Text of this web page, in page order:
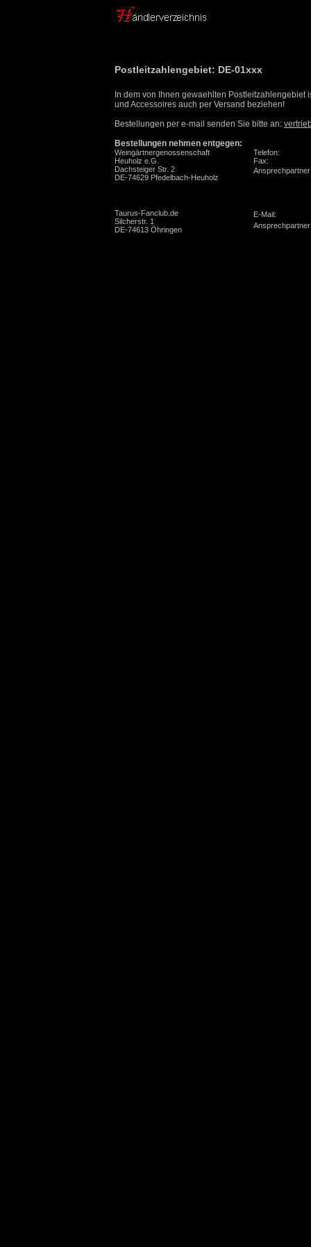
Postleitzahlengebiet: DE-01xxx
In dem von Ihnen gewaehlten
und Accessoires auch per Versand beziehen!
Bestellungen per e-mail senden Sie bitte an:
Bestellungen nehmen entgegen:
Weingärtnergenossenschaft
Heuholz e.G.
Dachsteiger Str. 2
DE-74629 Pfedelbach-Heuholz
Telefon:
Fax:
Taurus-Fanclub.de
Silcherstr. 1
DE-74613 Öhringen
E-Mail: